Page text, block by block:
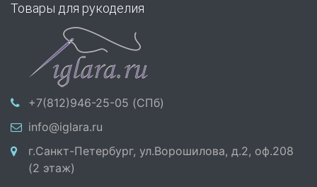
Товары для рукоделия
+7(812)946-25-05 (СПб)
info@iglara.ru
г.Санкт-Петербург, ул.Ворошилова, д.2, оф.208
(2 этаж)